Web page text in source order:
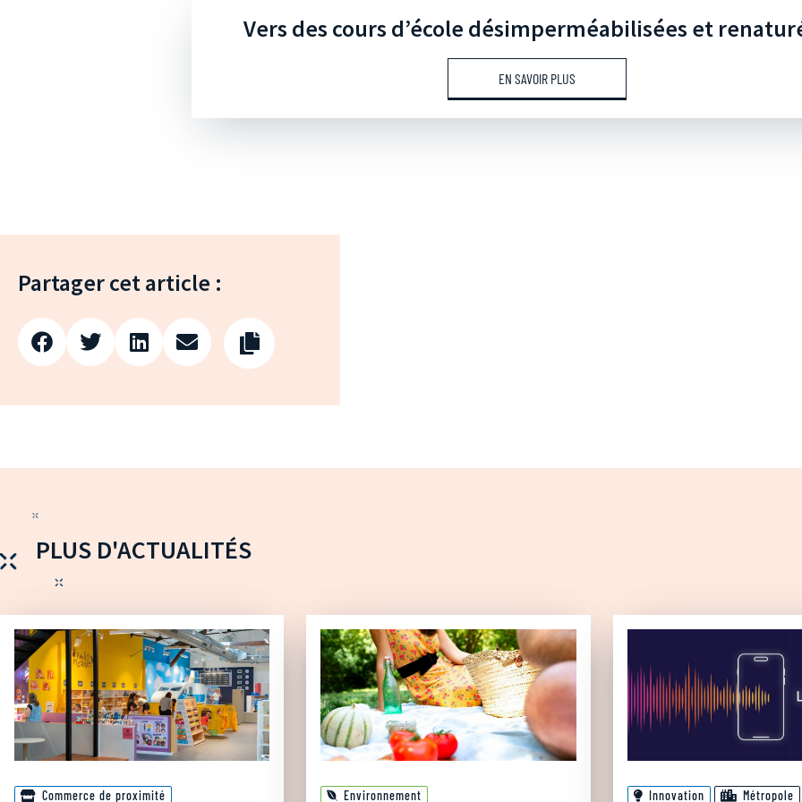
Vers des cours d’école désimperméabilisées et
EN SAVOIR PLUS
Partager cet article :
PLUS D'ACTUALITÉS
Commerce de proximité Environnement Innovation Métropole